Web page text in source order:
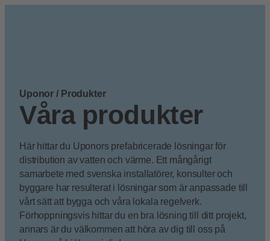
{{count}}
Uponor / Produkter
Våra produkter
Här hittar du Uponors prefabricerade lösningar för
distribution av vatten och värme. Ett mångårigt
samarbete med svenska installatörer, konsulter och
byggare har resulterat i lösningar som är anpassade till
vårt sätt att bygga och våra lokala regelverk.
Förhoppningsvis hittar du en bra lösning till ditt projekt,
annars är du välkommen att höra av dig till oss på